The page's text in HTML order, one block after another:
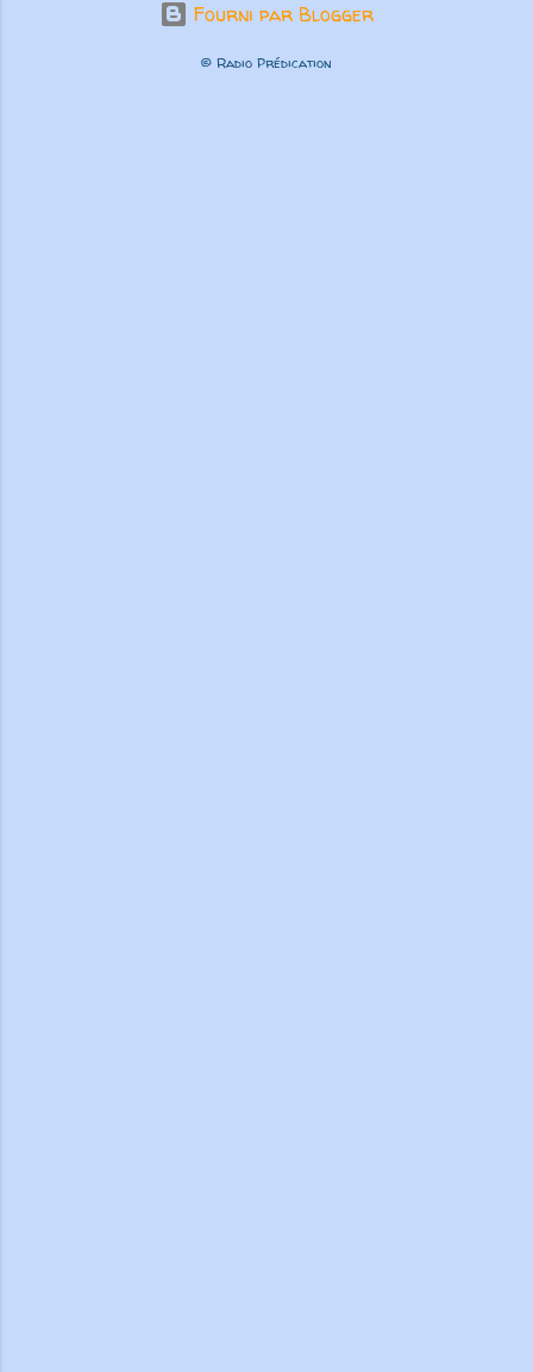
Fourni par Blogger
© Radio Prédication